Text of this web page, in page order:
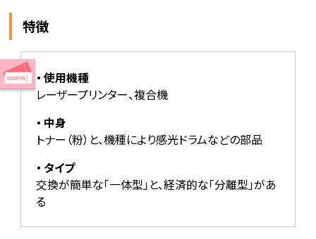
特徴
使用機種
レーザープリンター、複合機
中身
トナー（粉）と、機種により感光ドラムなどの部品
タイプ
交換が簡単な「一体型」と、経済的な「分離型」があ
る